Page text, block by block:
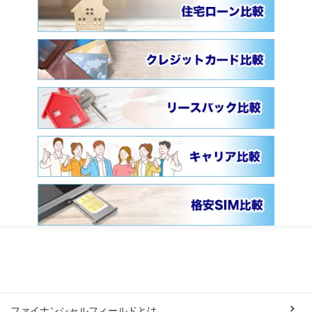
ファイナンシャルフィールドとは